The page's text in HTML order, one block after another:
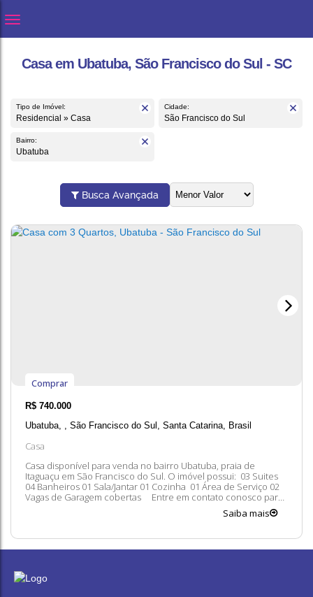
Casa em Ubatuba, São Francisco do Sul - SC
Tipo de Imóvel:
Residencial » Casa
Cidade:
São Francisco do Sul
Bairro:
Ubatuba
Busca Avançada
Casa
R$ 740.000
Ubatuba
São Francisco do Sul Santa Catarina Brasil
Casa disponível para venda no bairro Ubatuba, praia de
Itaguaçu em São Francisco do Sul. O imóvel possui: 03 Suites
04 Banheiros 01 Sala/Jantar 01 Cozinha 01 Área de Serviço 02
Vagas de Garagem cobertas Entre em contato conosco para
mais informações, ficaremos felizes em lhe atender. 😀 A
disponibilidade e valores dos imóveis estão sujeitos a alteração
Comprar
Saiba mais